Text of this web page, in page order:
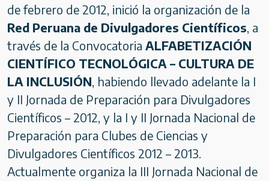
de febrero de 2012, inició la organización de la
Red Peruana de Divulgadores Científicos, a
través de la Convocatoria ALFABETIZACIÓN
CIENTÍFICO TECNOLÓGICA – CULTURA DE
LA INCLUSIÓN, habiendo llevado adelante la I
y II Jornada de Preparación para Divulgadores
Científicos – 2012, y la I y II Jornada Nacional de
Preparación para Clubes de Ciencias y
Divulgadores Científicos 2012 – 2013.
Actualmente organiza la III Jornada Nacional de